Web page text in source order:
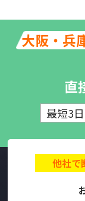
大阪・兵
直
最短3日
他社で